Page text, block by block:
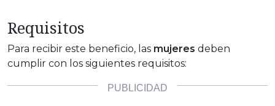
Requisitos
Para recibir este beneficio, las mujeres deben
cumplir con los siguientes requisitos: